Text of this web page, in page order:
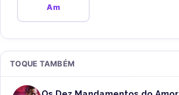
Am
TOQUE TAMBÉM